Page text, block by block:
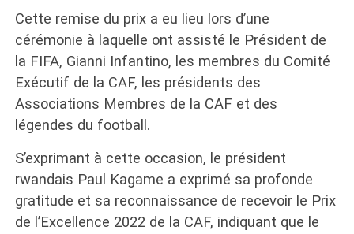
Cette remise du prix a eu lieu lors d’une
cérémonie à laquelle ont assisté le Président de
la FIFA, Gianni Infantino, les membres du Comité
Exécutif de la CAF, les présidents des
Associations Membres de la CAF et des
légendes du football.
S’exprimant à cette occasion, le président
rwandais Paul Kagame a exprimé sa profonde
gratitude et sa reconnaissance de recevoir le Prix
de l’Excellence 2022 de la CAF, indiquant que le